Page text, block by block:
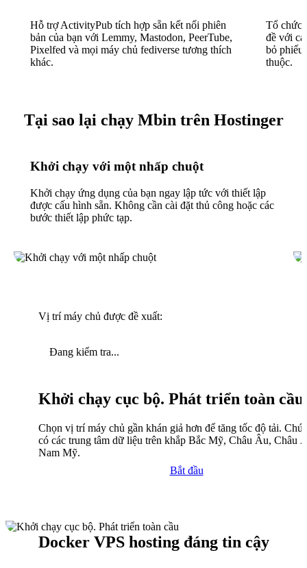
Hỗ trợ ActivityPub tích hợp sẵn kết nối phiên
bản của bạn với Lemmy, Mastodon, PeerTube,
Pixelfed và mọi máy chủ fediverse tương thích
khác.
Tổ chức
đề với
bỏ phiếu
thuộc.
Tại sao lại chạy Mbin trên Hostinger
Khởi chạy với một nhấp chuột
Khởi chạy ứng dụng của bạn ngay lập tức với thiết lập
được cấu hình sẵn. Không cần cài đặt thủ công hoặc các
bước thiết lập phức tạp.
Vị trí máy chủ được đề xuất:
Đang kiểm tra...
Khởi chạy cục bộ. Phát triển toàn cầu
Chọn vị trí máy chủ gần khán giả hơn để tăng tốc độ tải.
có các trung tâm dữ liệu trên khắp Bắc Mỹ, Châu Âu, Châu
Nam Mỹ.
Bắt đầu
Docker VPS hosting đáng tin cậy